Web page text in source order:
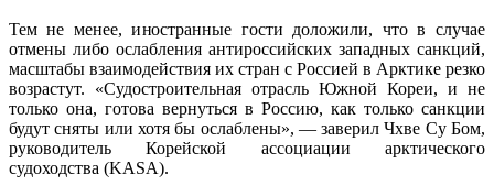
Тем не менее, иностранные гости доложили, что в случае
отмены либо ослабления антироссийских западных санкций,
масштабы взаимодействия их стран с Россией в Арктике резко
возрастут. «Судостроительная отрасль Южной Кореи, и не
только она, готова вернуться в Россию, как только санкции
будут сняты или хотя бы ослаблены», — заверил Чхве Су Бом,
руководитель Корейской ассоциации арктического
судоходства (KASA).